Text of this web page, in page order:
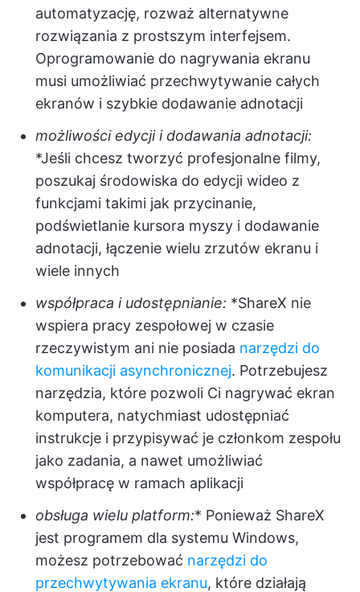
automatyzację, rozważ alternatywne
rozwiązania z prostszym interfejsem.
Oprogramowanie do nagrywania ekranu
musi umożliwiać przechwytywanie całych
ekranów i szybkie dodawanie adnotacji
możliwości edycji i dodawania adnotacji:
*Jeśli chcesz tworzyć profesjonalne filmy,
poszukaj środowiska do edycji wideo z
funkcjami takimi jak przycinanie,
podświetlanie kursora myszy i dodawanie
adnotacji, łączenie wielu zrzutów ekranu i
wiele innych
współpraca i udostępnianie: *ShareX nie
wspiera pracy zespołowej w czasie
rzeczywistym ani nie posiada narzędzi do
komunikacji asynchronicznej. Potrzebujesz
narzędzia, które pozwoli Ci nagrywać ekran
komputera, natychmiast udostępniać
instrukcje i przypisywać je członkom zespołu
jako zadania, a nawet umożliwiać
współpracę w ramach aplikacji
obsługa wielu platform:* Ponieważ ShareX
jest programem dla systemu Windows,
możesz potrzebować narzędzi do
przechwytywania ekranu, które działają